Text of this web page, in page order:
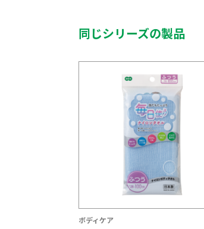
同じシリーズの製品
ボディケア